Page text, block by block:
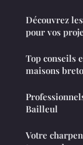
Découvrez
pour vos
Top conseils
maisons
Bailleul
Votre